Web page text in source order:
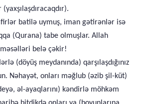
batilə uymuş, iman gətirənlər isə
(Qurana) tabe olmuşlar. Allah
belə çəkir!
(döyüş meydanında) qarşılaşdığınız
Nəhayət, onları məğlub (əzib şil-küt)
əl-ayaqlarını) kəndirlə möhkəm